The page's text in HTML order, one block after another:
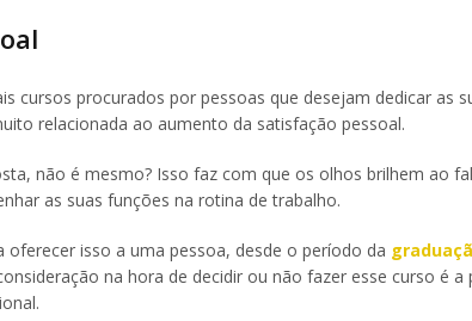
cursos procurados por pessoas que desejam dedicar as
relacionada ao aumento da satisfação pessoal.
não é mesmo? Isso faz com que os olhos brilhem ao
as suas funções na rotina de trabalho.
isso a uma pessoa, desde o período da
na hora de decidir ou não fazer esse curso é a